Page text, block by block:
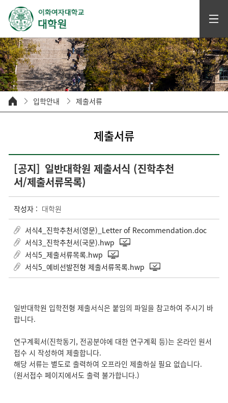
입학안내 제출서류
제출서류
[공지] 일반대학원 제출서식 (진학추천
서/제출서류목록)
작성자 : 대학원
서식4_진학추천서(영문)_Letter of Recommendation.doc
서식3_진학추천서(국문).hwp
서식5_제출서류목록.hwp
서식5_예비선발전형 제출서류목록.hwp
일반대학원 입학전형 제출서식은 붙임의 파일을 참고하여 주시기 바
랍니다.
연구계획서(진학동기, 전공분야에 대한 연구계획 등)는 온라인 원서
접수 시 작성하여 제출합니다.
해당 서류는 별도로 출력하여 오프라인 제출하실 필요 없습니다.
(원서접수 페이지에서도 출력 불가합니다.)